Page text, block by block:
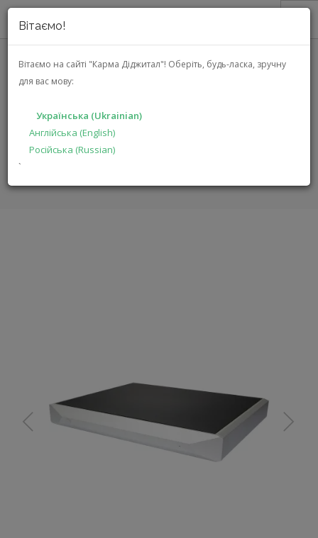
Вітаємо!
Вітаємо на сайті "Карма Діджитал"! Оберіть, будь-ласка, зручну
для вас мову:
Українська (Ukrainian)
Англійська (English)
Російська (Russian)
`
ПРО НАС
АКЦІЇ
РІШЕННЯ
ВИРОБНИКАМ
(EVOLUTION STA SILVER)
ГОЛОВНА КАТАЛОГ